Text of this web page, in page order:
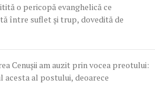
o pericopă evanghelică ce
între suflet şi trup, dovedită de
Cenușii am auzit prin vocea preotului:
acesta al postului, deoarece